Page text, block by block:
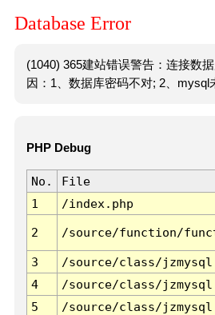
Database Error
(1040) 365建站错误警告：连接数
因：1、数据库密码不对; 2、mysql
PHP Debug
No. File
1
/index.php
2 /source/function/
3 /source/class/
4
/source/class/
5
/source/class/